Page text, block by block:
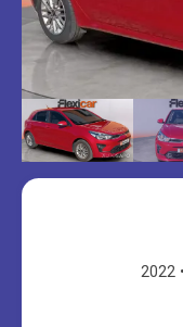
2022